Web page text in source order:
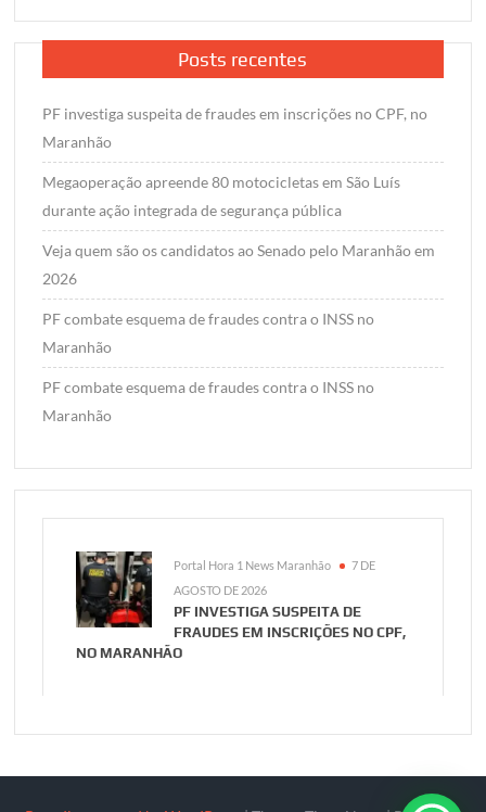
Posts recentes
PF investiga suspeita de fraudes em inscrições no CPF, no
Maranhão
Megaoperação apreende 80 motocicletas em São Luís
durante ação integrada de segurança pública
Veja quem são os candidatos ao Senado pelo Maranhão em
2026
PF combate esquema de fraudes contra o INSS no
Maranhão
PF combate esquema de fraudes contra o INSS no
Maranhão
Portal Hora 1 News Maranhão
7 DE
AGOSTO DE 2026
PF INVESTIGA SUSPEITA DE
FRAUDES EM INSCRIÇÕES NO CPF,
NO MARANHÃO